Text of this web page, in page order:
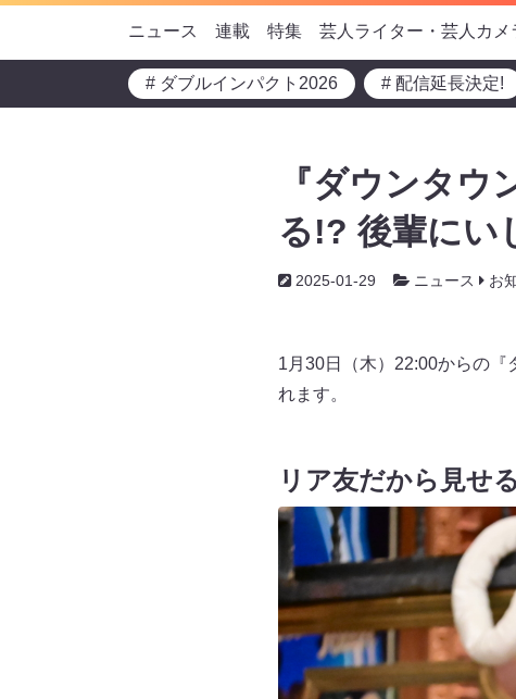
ニュース 連載 特集 芸人ライター・芸人カメ
# ダブルインパクト2026 # 配信延長決定!
『ダウンタ
る!? 後輩にい
2025-01-29 ニュース お
1月30日（木）22:00からの『
れます。
リア友だから見せ